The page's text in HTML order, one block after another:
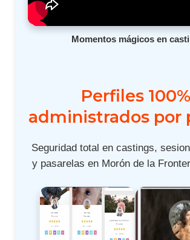
Momentos mágicos en
Perfiles 100%
administrados por
Seguridad total en castings,
y pasarelas en Morón de la